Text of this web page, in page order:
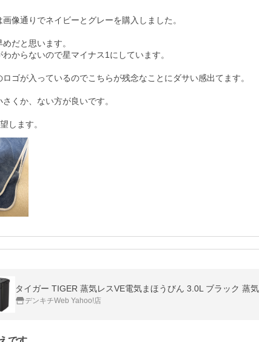
画像通りでネイビーとグレーを購入しました。
だと思います。
わからないので星マイナス1にしています。
ロゴが入っているのでこちらが残念なことにダサい感出てます。
さくか、ない方が良いです。
します。
タイガー TIGER 蒸気レスVE電気まほうびん 3.0L ブラック 蒸
デンキチWeb Yahoo!店